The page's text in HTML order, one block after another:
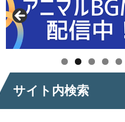
サイト内検索